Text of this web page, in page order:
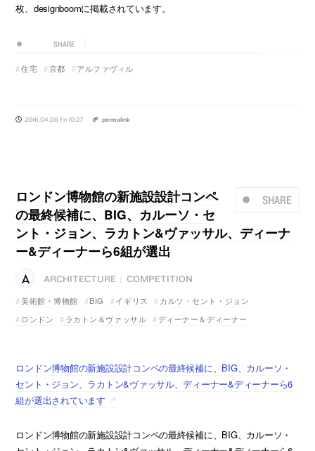
枚、designboomに掲載されています。
SHARE
住宅 京都 アルファヴィル
2016.04.08 Fri 10:27 permalink
SHARE
ロンドン博物館の新施設設計コンペ
の最終候補に、BIG、カルーソ・セ
ント・ジョン、ラカトン&ヴァッサル、ディーナ
ー&ディーナーら6組が選出
ARCHITECTURE
COMPETITION
美術館・博物館
BIG イギリス
カルソ・セント・ジョン
ロンドン
ラカトン＆ヴァッサル ディーナー＆ディーナー
ロンドン博物館の新施設設計コンペの最終候補に、BIG、カルーソ・
セント・ジョン、ラカトン&ヴァッサル、ディーナー&ディーナーら6
組が選出されています
ロンドン博物館の新施設設計コンペの最終候補に、BIG、カルーソ・